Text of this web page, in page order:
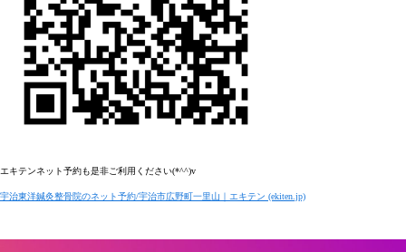
エキテンネット予約も是非ご利用ください(*^^)v
宇治東洋鍼灸整骨院のネット予約/宇治市広野町一里山｜エキテン (ekiten.jp)